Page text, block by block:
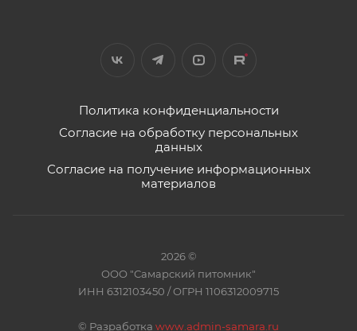
Политика конфиденциальности
Согласие на обработку персональных
данных
Согласие на получение информационных
материалов
2026 ©
ООО "Самарский питомник"
ИНН 6312103450 / ОГРН 1106312009715
© Разработка www.admin-samara.ru